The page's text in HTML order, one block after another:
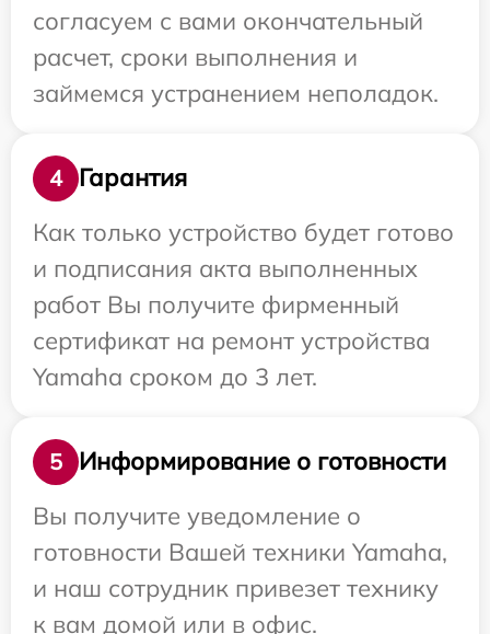
согласуем с вами окончательный
расчет, сроки выполнения и
займемся устранением неполадок.
4
Гарантия
Как только устройство будет готово
и подписания акта выполненных
работ Вы получите фирменный
сертификат на ремонт устройства
Yamaha сроком до 3 лет.
5
Информирование о готовности
Вы получите уведомление о
готовности Вашей техники Yamaha,
и наш сотрудник привезет технику
к вам домой или в офис.